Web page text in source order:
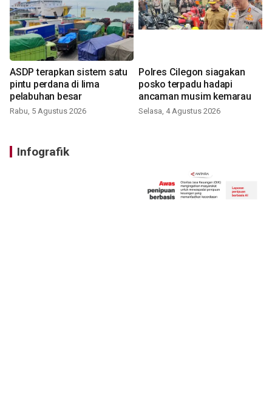
ASDP terapkan sistem satu
pintu perdana di lima
pelabuhan besar
Rabu, 5 Agustus 2026
Polres Cilegon siagakan
posko terpadu hadapi
ancaman musim kemarau
Selasa, 4 Agustus 2026
Infografik